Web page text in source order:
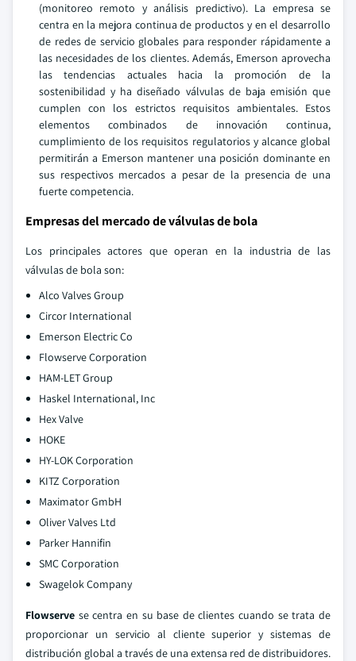
(monitoreo remoto y análisis predictivo). La empresa se
centra en la mejora continua de productos y en el desarrollo
de redes de servicio globales para responder rápidamente a
las necesidades de los clientes. Además, Emerson aprovecha
las tendencias actuales hacia la promoción de la
sostenibilidad y ha diseñado válvulas de baja emisión que
cumplen con los estrictos requisitos ambientales. Estos
elementos combinados de innovación continua,
cumplimiento de los requisitos regulatorios y alcance global
permitirán a Emerson mantener una posición dominante en
sus respectivos mercados a pesar de la presencia de una
fuerte competencia.
Empresas del mercado de válvulas de bola
Los principales actores que operan en la industria de las
válvulas de bola son:
Alco Valves Group
Circor International
Emerson Electric Co
Flowserve Corporation
HAM-LET Group
Haskel International, Inc
Hex Valve
HOKE
HY-LOK Corporation
KITZ Corporation
Maximator GmbH
Oliver Valves Ltd
Parker Hannifin
SMC Corporation
Swagelok Company
Flowserve se centra en su base de clientes cuando se trata de
proporcionar un servicio al cliente superior y sistemas de
distribución global a través de una extensa red de distribuidores.